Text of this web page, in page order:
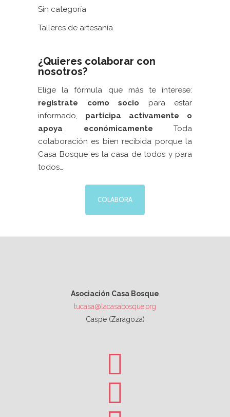
Sin categoría
Talleres de artesanía
¿Quieres colaborar con
nosotros?
Elige la fórmula que más te interese:
regístrate como socio para estar
informado, participa activamente o
apoya económicamente Toda
colaboración es bien recibida porque la
Casa Bosque es la casa de todos y para
todos…
COLABORA
Asociación Casa Bosque
tucasa@lacasabosque.org
Caspe (Zaragoza)